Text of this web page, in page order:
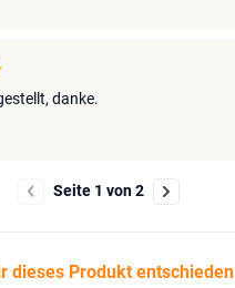
danke.
Seite 1 von 2
dieses Produkt entschieden